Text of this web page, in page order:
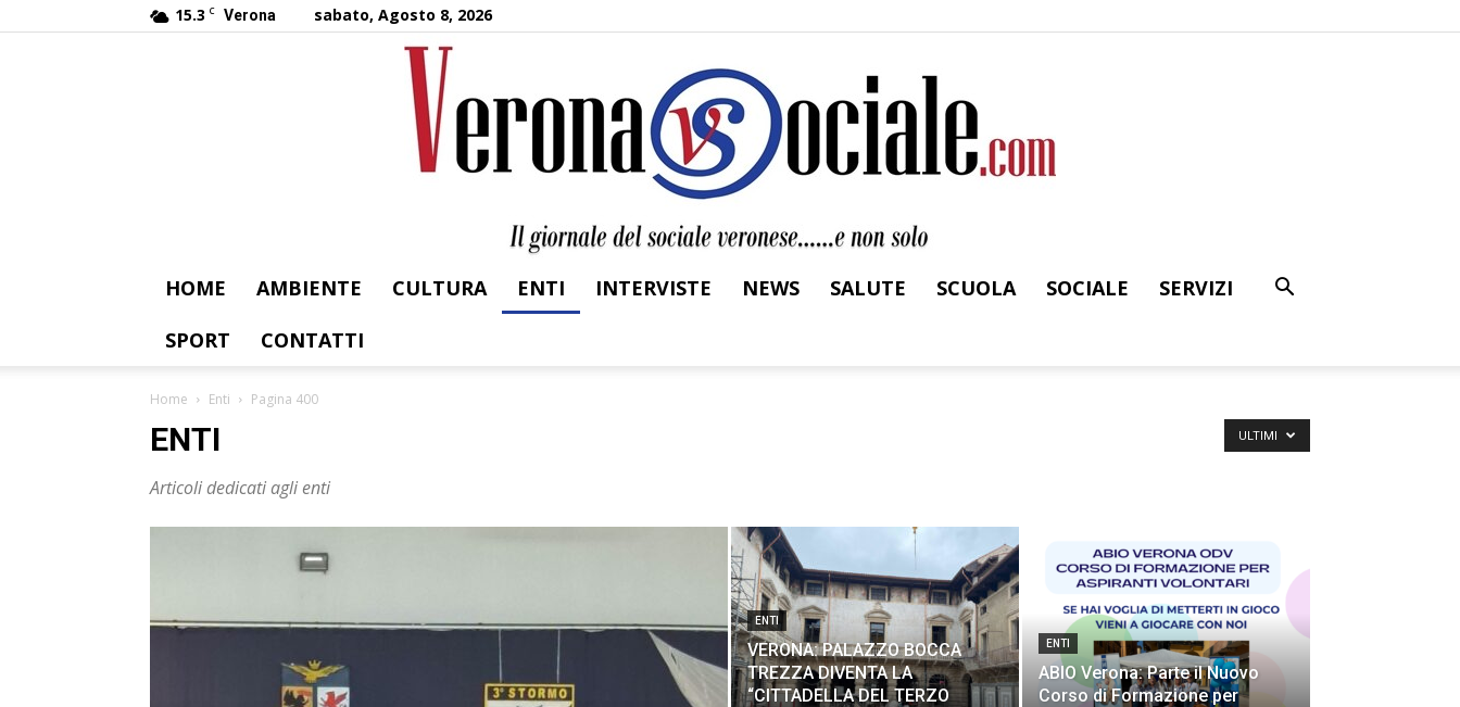
15.3 C Verona sabato, Agosto 8, 2026
HOME AMBIENTE CULTURA ENTI INTERVISTE NEWS SALUTE SCUOLA SOCIALE
SERVIZI
SPORT
CONTATTI
Home Enti Pagina 400
ENTI
Articoli dedicati agli enti
ULTIMI
ENTI
VERONA: PALAZZO BOCCA
TREZZA DIVENTA LA
“CITTADELLA DEL TERZO
ENTI
ABIO Verona: Parte il Nuovo
Corso di Formazione per